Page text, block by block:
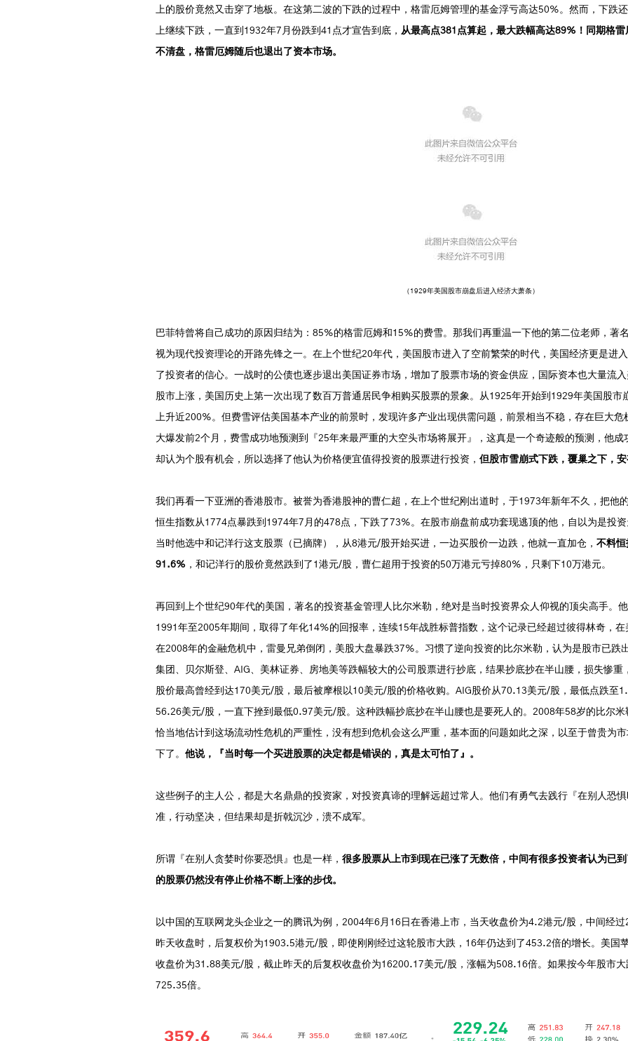
上的股价竟然又击穿了地板。在这第二波的下跌的过程中，格雷厄姆管理的基金浮亏高达50%。然而，下跌
上继续下跌，一直到1932年7月份跌到41点才宣告到底， 从最高点381点算起，最大跌幅高达89%！同期格
不清盘，格雷厄姆随后也退出了资本市场。
（1929年美国股市崩盘后进入经济大萧条）
巴菲特曾将自己成功的原因归结为：85%的格雷厄姆和15%的费雪。那我们再重温一下他的第二位老师，著
视为现代投资理论的开路先锋之一。在上个世纪20年代，美国股市进入了空前繁荣的时代，美国经济更是进
了投资者的信心。一战时的公债也逐步退出美国证券市场，增加了股票市场的资金供应，国际资本也大量流
股市上涨，美国历史上第一次出现了数百万普通居民争相购买股票的景象。从1925年开始到1929年美国股市
上升近200%。但费雪评估美国基本产业的前景时，发现许多产业出现供需问题，前景相当不稳，存在巨大
大爆发前2个月，费雪成功地预测到『25年来最严重的大空头市场将展开』，这真是一个奇迹般的预测，他
却认为个股有机会，所以选择了他认为价格便宜值得投资的股票进行投资， 但股市雪崩式下跌，覆巢之下，
我们再看一下亚洲的香港股市。被誉为香港股神的曹仁超，在上个世纪刚出道时，于1973年新年不久，把他
恒生指数从1774点暴跌到1974年7月的478点，下跌了73%。在股市崩盘前成功套现逃顶的他，自以为是投
当时他选中和记洋行这支股票（已摘牌），从8港元/股开始买进，一边买股价一边跌，他就一直加仓， 不料
91.6% ，和记洋行的股价竟然跌到了1港元/股，曹仁超用于投资的50万港元亏掉80%，只剩下10万港元。
再回到上个世纪90年代的美国，著名的投资基金管理人比尔米勒，绝对是当时投资界众人仰视的顶尖高手。
1991年至2005年期间，取得了年化14%的回报率，连续15年战胜标普指数，这个记录已经超过彼得林奇，
在2008年的金融危机中，雷曼兄弟倒闭，美股大盘暴跌37%。习惯了逆向投资的比尔米勒，认为是股市已跌
集团、贝尔斯登、AIG、美林证券、房地美等跌幅较大的公司股票进行抄底，结果抄底抄在半山腰，损失惨
股价最高曾经到达170美元/股，最后被摩根以10美元/股的价格收购。AIG股价从70.13美元/股，最低点跌至
56.26美元/股，一直下挫到最低0.97美元/股。这种跌幅抄底抄在半山腰也是要死人的。2008年58岁的比尔
恰当地估计到这场流动性危机的严重性，没有想到危机会这么严重，基本面的问题如此之深，以至于曾贵为
下了。 他说，『当时每一个买进股票的决定都是错误的，真是太可怕了』。
这些例子的主人公，都是大名鼎鼎的投资家，对投资真谛的理解远超过常人。他们有勇气去践行『在别人恐
准，行动坚决，但结果却是折戟沉沙，溃不成军。
所谓『在别人贪婪时你要恐惧』也是一样， 很多股票从上市到现在已涨了无数倍，中间有很多投资者认为已
的股票仍然没有停止价格不断上涨的步伐。
以中国的互联网龙头企业之一的腾讯为例，2004年6月16日在香港上市，当天收盘价为4.2港元/股，中间经
昨天收盘时，后复权价为1903.5港元/股，即使刚刚经过这轮股市大跌，16年仍达到了453.2倍的增长。美国
收盘价为31.88美元/股，截止昨天的后复权收盘价为16200.17美元/股，涨幅为508.16倍。如果按今年股市
725.35倍。